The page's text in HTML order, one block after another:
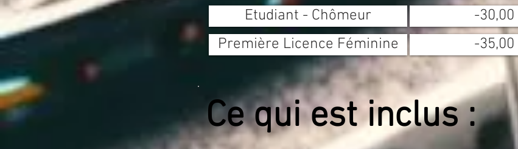
Etudiant - Chômeur
-
Première Licence Féminine
-
Ce qui est inclus :